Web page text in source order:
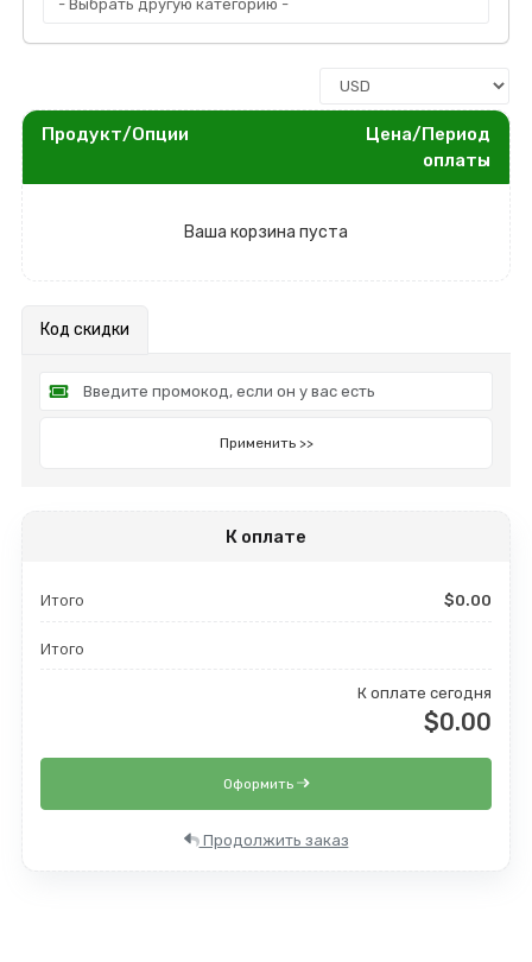
Продукт/Опции
Цена/Период
оплаты
Ваша корзина пуста
Код скидки
Применить >>
К оплате
Итого $0.00
Итого
К оплате сегодня
$0.00
Оформить
Продолжить заказ